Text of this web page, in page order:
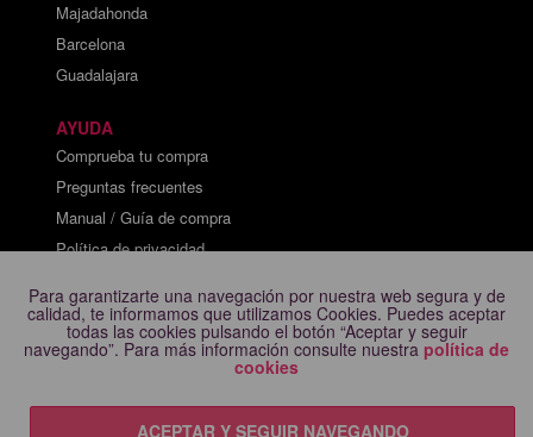
Para garantizarte una navegación por nuestra web segura y de
calidad, te informamos que utilizamos Cookies. Puedes aceptar
todas las cookies pulsando el botón “Aceptar y seguir
navegando”. Para más información consulte nuestra política de
cookies
ACEPTAR Y SEGUIR NAVEGANDO
Majadahonda
Barcelona
Guadalajara
AYUDA
Comprueba tu compra
Preguntas frecuentes
Manual / Guía de compra
Política de privacidad
Aviso Legal
Contacto
Pillalas.com © 2023